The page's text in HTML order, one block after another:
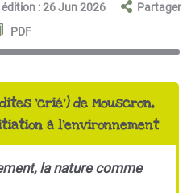
édition : 26 Jun 2026
Partager
PDF
'crié') de Mouscron,
à l'environnement
la nature comme